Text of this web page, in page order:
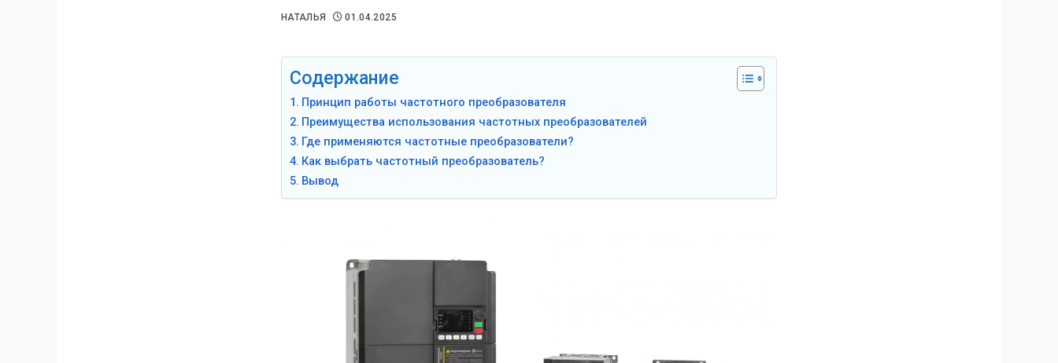
НАТАЛЬЯ 01.04.2025
Содержание
Принцип работы частотного преобразователя
Преимущества использования частотных преобразователей
Где применяются частотные преобразователи?
Как выбрать частотный преобразователь?
Вывод